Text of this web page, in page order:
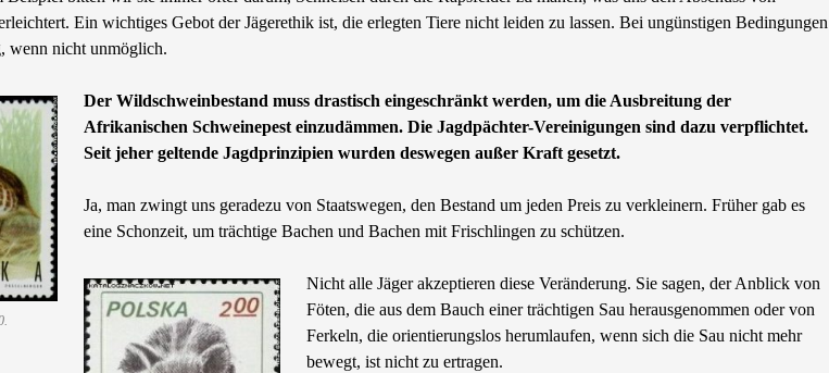
Ein wichtiges Gebot der Jägerethik ist, die erlegten Tiere nicht leiden zu lassen. Bei ungünstigen Bedingungen
wenn nicht unmöglich.
Der Wildschweinbestand muss drastisch eingeschränkt werden, um die Ausbreitung der
Afrikanischen Schweinepest einzudämmen. Die Jagdpächter-Vereinigungen sind dazu verpflichtet.
Seit jeher geltende Jagdprinzipien wurden deswegen außer Kraft gesetzt.
Ja, man zwingt uns geradezu von Staatswegen, den Bestand um jeden Preis zu verkleinern. Früher gab es
eine Schonzeit, um trächtige Bachen und Bachen mit Frischlingen zu schützen.
Nicht alle Jäger akzeptieren diese Veränderung. Sie sagen, der Anblick von
Föten, die aus dem Bauch einer trächtigen Sau herausgenommen oder von
Ferkeln, die orientierungslos herumlaufen, wenn sich die Sau nicht mehr
bewegt, ist nicht zu ertragen.